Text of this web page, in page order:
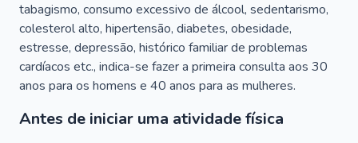
tabagismo, consumo excessivo de álcool, sedentarismo,
colesterol alto, hipertensão, diabetes, obesidade,
estresse, depressão, histórico familiar de problemas
cardíacos etc., indica-se fazer a primeira consulta aos 30
anos para os homens e 40 anos para as mulheres.
Antes de iniciar uma atividade física